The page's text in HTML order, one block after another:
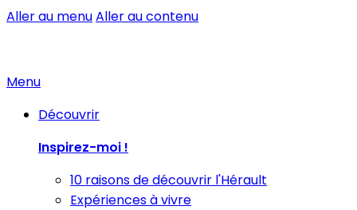
Aller au menuAller au contenu
Menu
Découvrir
Inspirez-moi !
10 raisons de découvrir l'Hérault
Expériences à vivre